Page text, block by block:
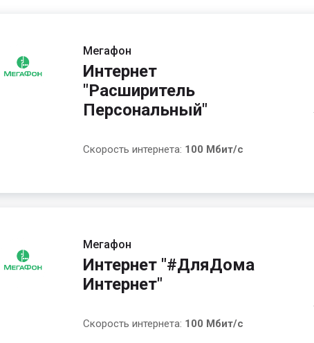
Мегафон
Интернет
"Расширитель
Персональный"
Скорость интернета: 100 Мбит/с
Мегафон
Интернет "#ДляДома
Интернет"
Скорость интернета: 100 Мбит/с